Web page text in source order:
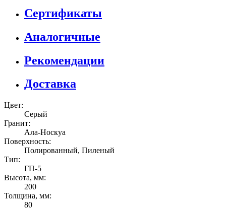
Сертификаты
Аналогичные
Рекомендации
Доставка
Цвет:
Серый
Гранит:
Ала-Носкуа
Поверхность:
Полированный, Пиленый
Тип:
ГП-5
Высота, мм:
200
Толщина, мм:
80